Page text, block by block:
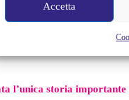
Accetta
e ha saputo reinventarsi
Ozpetek, Le fate
l’unica storia